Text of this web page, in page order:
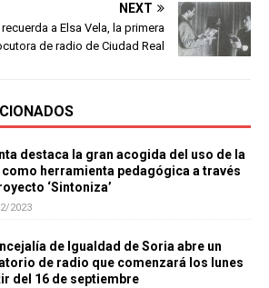
NEXT
a Elsa Vela, la primera
de radio de Ciudad Real
destaca la gran acogida del uso de la
herramienta pedagógica a través
‘Sintoniza’
2023
de Igualdad de Soria abre un
de radio que comenzará los lunes
del 16 de septiembre